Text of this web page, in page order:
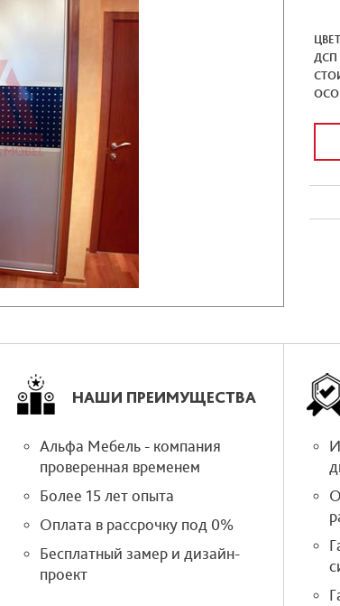
ЦВЕТ
ДСП
НАШИ ПРЕИМУЩЕСТВА
Альфа Мебель - компания
проверенная временем
Более 15 лет опыта
Оплата в рассрочку под 0%
Бесплатный замер и дизайн-
проект